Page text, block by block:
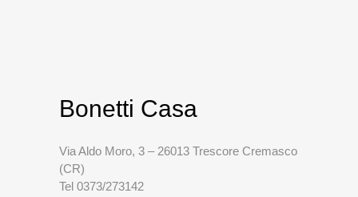
Bonetti Casa
Via Aldo Moro, 3 – 26013 Trescore Cremasco
(CR)
Tel 0373/273142